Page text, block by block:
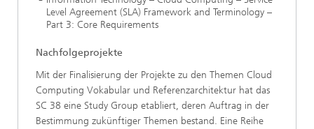
Level Agreement (SLA) Framework and Terminology –
Part 3: Core Requirements
Nachfolgeprojekte
Mit der Finalisierung der Projekte zu den Themen Cloud
Computing Vokabular und Referenzarchitektur hat das
SC 38 eine Study Group etabliert, deren Auftrag in der
Bestimmung zukünftiger Themen bestand. Eine Reihe